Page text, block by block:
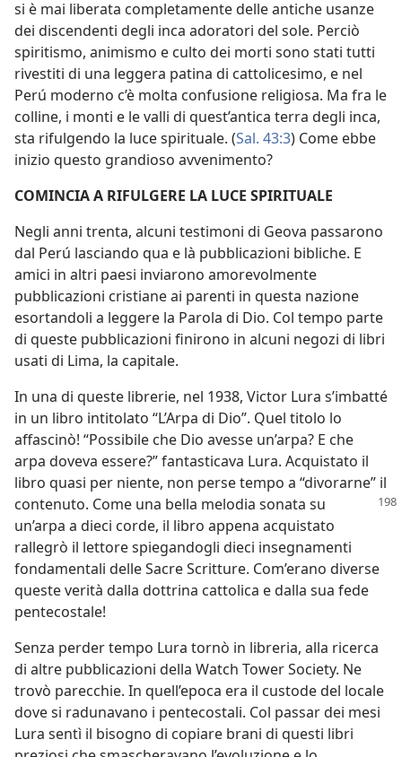
si è mai liberata completamente delle antiche usanze
dei discendenti degli inca adoratori del sole. Perciò
spiritismo, animismo e culto dei morti sono stati tutti
rivestiti di una leggera patina di cattolicesimo, e nel
Perú moderno c’è molta confusione religiosa. Ma fra le
colline, i monti e le valli di quest’antica terra degli inca,
sta rifulgendo la luce spirituale. (Sal. 43:3) Come ebbe
inizio questo grandioso avvenimento?
COMINCIA A RIFULGERE LA LUCE SPIRITUALE
Negli anni trenta, alcuni testimoni di Geova passarono
dal Perú lasciando qua e là pubblicazioni bibliche. E
amici in altri paesi inviarono amorevolmente
pubblicazioni cristiane ai parenti in questa nazione
esortandoli a leggere la Parola di Dio. Col tempo parte
di queste pubblicazioni finirono in alcuni negozi di libri
usati di Lima, la capitale.
In una di queste librerie, nel 1938, Victor Lura s’imbatté
in un libro intitolato “L’Arpa di Dio”. Quel titolo lo
affascinò! “Possibile che Dio avesse un’arpa? E che
arpa doveva essere?” fantasticava Lura. Acquistato il
libro quasi per niente, non perse tempo a “divorarne” il
contenuto. Come una bella melodia sonata su
un’arpa a dieci corde, il libro appena acquistato
rallegrò il lettore spiegandogli dieci insegnamenti
fondamentali delle Sacre Scritture. Com’erano diverse
queste verità dalla dottrina cattolica e dalla sua fede
pentecostale!
Senza perder tempo Lura tornò in libreria, alla ricerca
di altre pubblicazioni della Watch Tower Society. Ne
trovò parecchie. In quell’epoca era il custode del locale
dove si radunavano i pentecostali. Col passar dei mesi
Lura sentì il bisogno di copiare brani di questi libri